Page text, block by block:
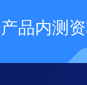
品内测